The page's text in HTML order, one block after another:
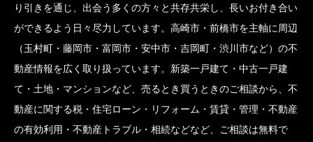
り引きを通じ、出会う多くの方々と共存共栄し、長いお付き合い
ができるよう日々尽力しています。高崎市・前橋市を主軸に周辺
（玉村町・藤岡市・富岡市・安中市・吉岡町・渋川市など）の不
動産情報を広く取り扱っています。新築一戸建て・中古一戸建
て・土地・マンションなど、売るとき買うときのご相談から、不
動産に関する税・住宅ローン・リフォーム・賃貸・管理・不動産
の有効利用・不動産トラブル・相続などなど、ご相談は無料で